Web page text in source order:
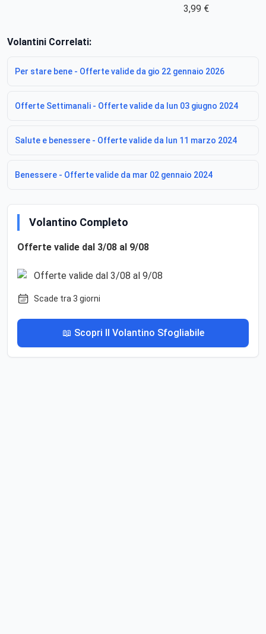
3,99 €
Volantini Correlati:
Per stare bene - Offerte valide da gio 22 gennaio 2026
Offerte Settimanali - Offerte valide da lun 03 giugno 2024
Salute e benessere - Offerte valide da lun 11 marzo 2024
Benessere - Offerte valide da mar 02 gennaio 2024
Volantino Completo
Offerte valide dal 3/08 al 9/08
Scade tra 3 giorni
📖 Scopri Il Volantino Sfogliabile